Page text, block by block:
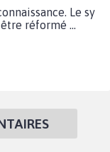
Le sy
réformé ...